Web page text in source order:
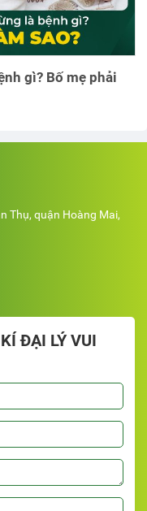
gì? Bố mẹ phải
Thụ, quận Hoàng Mai,
ĐẠI LÝ VUI